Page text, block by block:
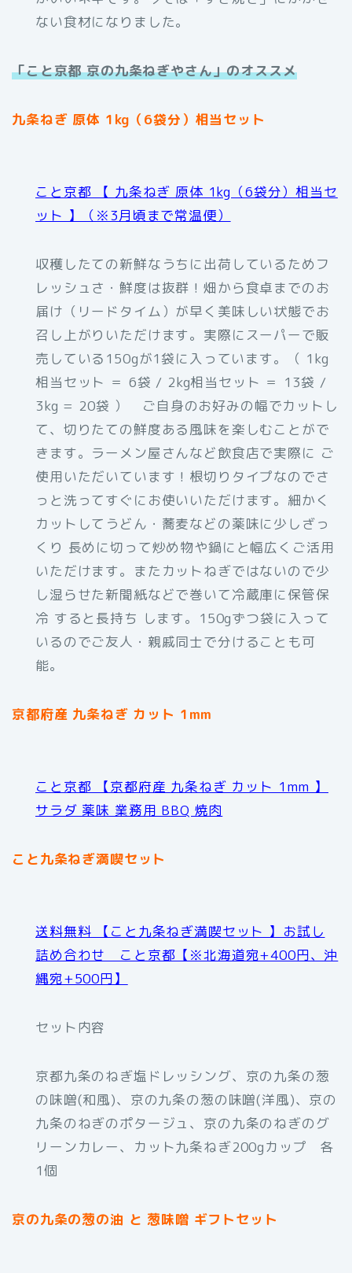
ない食材になりました。
「こと京都 京の九条ねぎやさん」のオススメ
九条ねぎ 原体 1kg（6袋分）相当セット
こと京都 【 九条ねぎ 原体 1kg（6袋分）相当セ
ット 】（※3月頃まで常温便）
収穫したての新鮮なうちに出荷しているためフ
レッシュさ・鮮度は抜群！畑から食卓までのお
届け（リードタイム）が早く美味しい状態でお
召し上がりいただけます。実際にスーパーで販
売している150gが1袋に入っています。（ 1kg
相当セット ＝ 6袋 / 2kg相当セット ＝ 13袋 /
3kg = 20袋 ） ご自身のお好みの幅でカットし
て、切りたての鮮度ある風味を楽しむことがで
きます。ラーメン屋さんなど飲食店で実際に ご
使用いただいています！根切りタイプなのでさ
っと洗ってすぐにお使いいただけます。細かく
カットしてうどん・蕎麦などの薬味に少しざっ
くり 長めに切って炒め物や鍋にと幅広くご活用
いただけます。またカットねぎではないので少
し湿らせた新聞紙などで巻いて冷蔵庫に保管保
冷 すると長持ち します。150gずつ袋に入って
いるのでご友人・親戚同士で分けることも可
能。
京都府産 九条ねぎ カット 1mm
こと京都 【京都府産 九条ねぎ カット 1mm 】
サラダ 薬味 業務用 BBQ 焼肉
こと九条ねぎ満喫セット
送料無料 【こと九条ねぎ満喫セット 】お試し
詰め合わせ こと京都【※北海道宛+400円、沖
縄宛+500円】
セット内容
京都九条のねぎ塩ドレッシング、京の九条の葱
の味噌(和風)、京の九条の葱の味噌(洋風)、京の
九条のねぎのポタージュ、京の九条のねぎのグ
リーンカレー、カット九条ねぎ200gカップ 各
1個
京の九条の葱の油 と 葱味噌 ギフトセット